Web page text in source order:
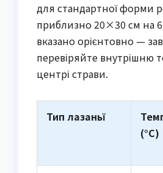
для стандартної форми
приблизно 20×30 см на
вказано орієнтовно —
перевіряйте внутрішню
центрі страви.
Тип лазаньї
(°C)